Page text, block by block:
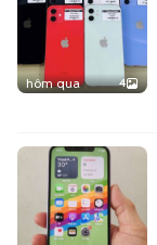
hôm qua 4